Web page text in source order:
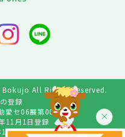
All Rights Reserved.
登録
愛セ06展第009号
11月1日登録
月31日